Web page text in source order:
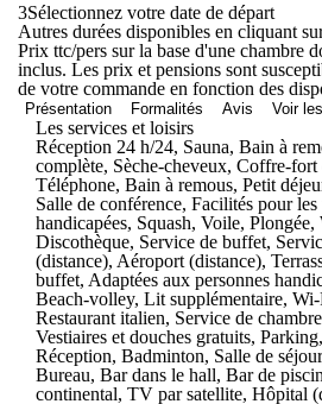
3Sélectionnez votre date de départ
Autres durées disponibles en cliquant
Prix ttc/pers sur la base d'une chambre
inclus. Les prix et pensions sont
de votre commande en fonction des
Présentation Formalités Avis Voir
Les services et loisirs
Réception 24 h/24, Sauna, Bain à
complète, Sèche-cheveux, Coffre-fort
Téléphone, Bain à remous, Petit
Salle de conférence, Facilités pour les
handicapées, Squash, Voile,
Discothèque, Service de buffet,
(distance), Aéroport (distance),
buffet, Adaptées aux personnes
Beach-volley, Lit supplémentaire,
Restaurant italien, Service de
Vestiaires et douches gratuits,
Réception, Badminton, Salle de
Bureau, Bar dans le hall, Bar de
continental, TV par satellite, Hôpital